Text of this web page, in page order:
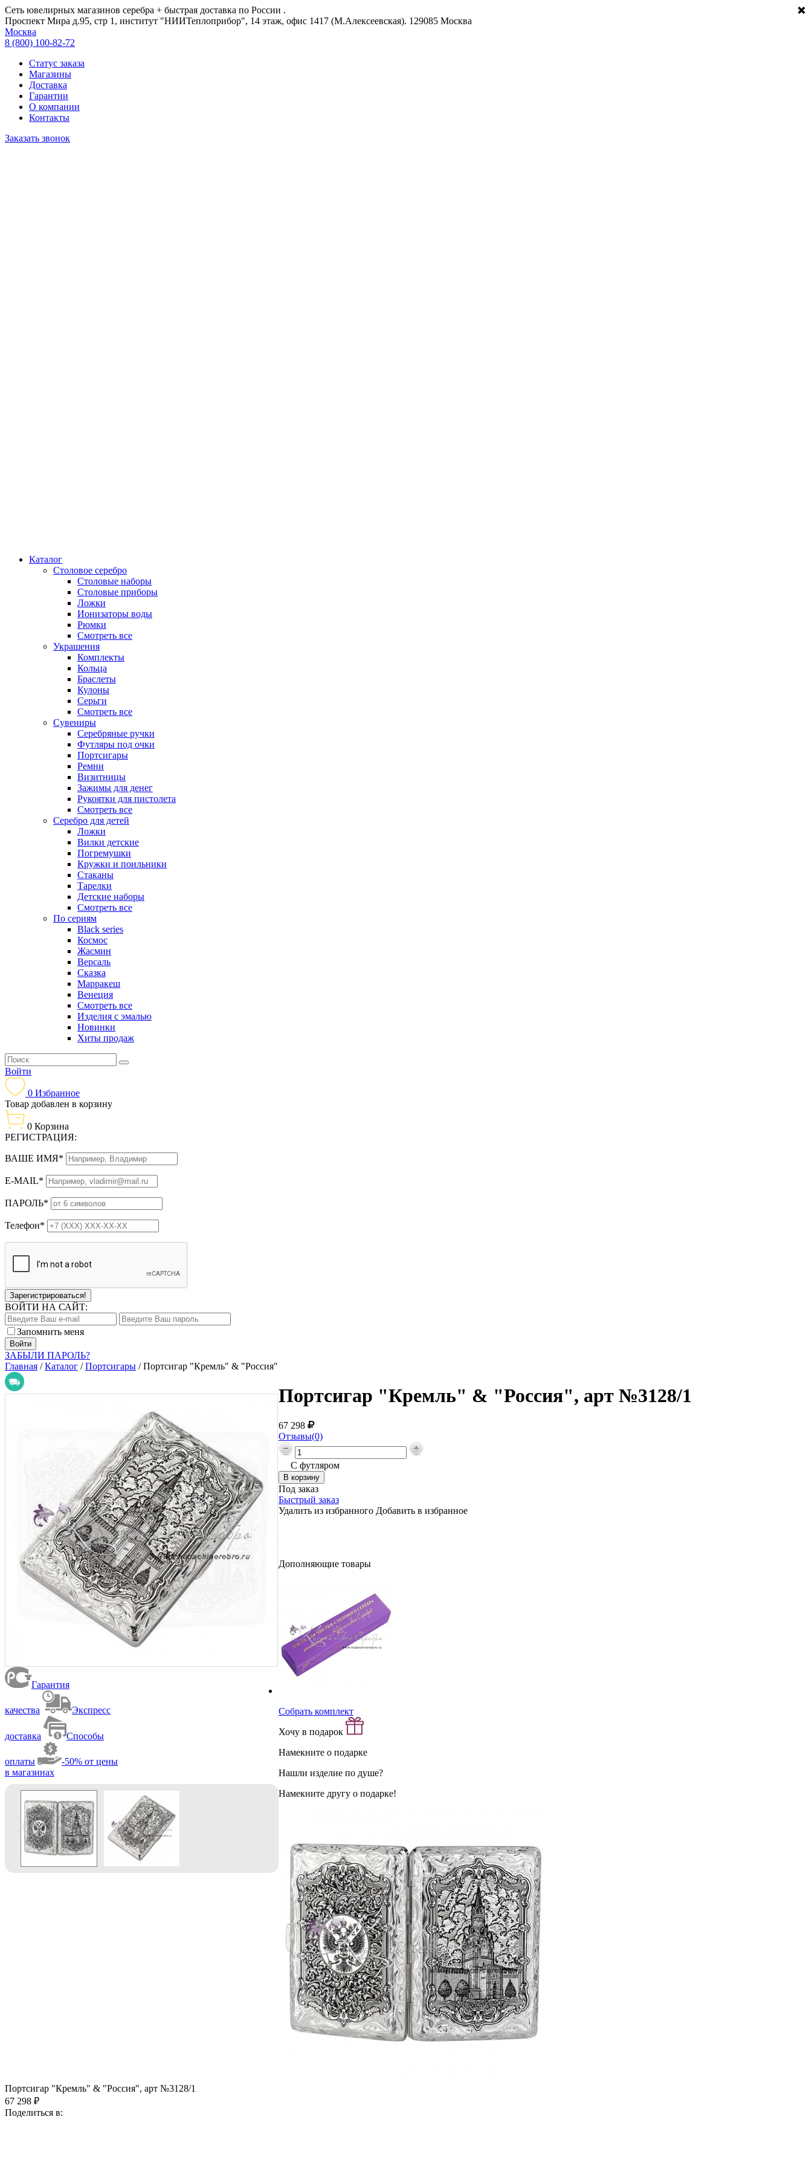
Сеть ювелирных магазинов серебра + быстрая доставка по России .
Проспект Мира д.95, стр 1, институт "НИИТеплоприбор", 14 этаж, офис 1417 (М.Алексеевская). 129085 Москва
Москва
8 (800) 100-82-72
Статус заказа
Магазины
Доставка
Гарантии
О компании
Контакты
Заказать звонок
Каталог
Столовое серебро
Столовые наборы
Столовые приборы
Ложки
Ионизаторы воды
Рюмки
Смотреть все
Украшения
Комплекты
Кольца
Браслеты
Кулоны
Серьги
Смотреть все
Сувениры
Серебряные ручки
Футляры под очки
Портсигары
Ремни
Визитницы
Зажимы для денег
Рукоятки для пистолета
Смотреть все
Серебро для детей
Ложки
Вилки детские
Погремушки
Кружки и поильники
Стаканы
Тарелки
Детские наборы
Смотреть все
По сериям
Black series
Космос
Жасмин
Версаль
Сказка
Марракеш
Венеция
Смотреть все
Изделия с эмалью
Новинки
Хиты продаж
Войти
0 Избранное
Товар добавлен в корзину
0 Корзина
РЕГИСТРАЦИЯ:
ВАШЕ ИМЯ*
E-MAIL*
ПАРОЛЬ*
Телефон*
Зарегистрироваться!
ВОЙТИ НА САЙТ:
Запомнить меня
ЗАБЫЛИ ПАРОЛЬ?
Главная /Каталог /Портсигары /Портсигар "Кремль" & "Россия"
Гарантия
качества Экспресс
доставка Способы
оплаты
-50% от цены
в магазинах
Портсигар "Кремль" & "Россия", арт №3128/1
67 298
Отзывы(0)
С футляром
Под заказ
Быстрый заказ
Удалить из избранного Добавить в избранное
Дополняющие товары
Собрать комплект
Хочу в подарок
Намекните о подарке
Нашли изделие по душе?
Намекните другу о подарке!
Портсигар "Кремль" & "Россия", арт №3128/1
67 298 ₽
Поделиться в: